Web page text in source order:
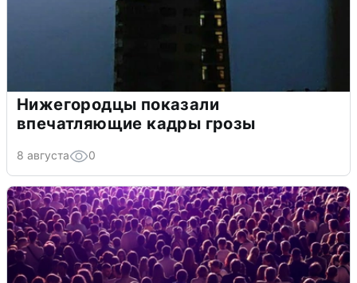
Нижегородцы показали
впечатляющие кадры грозы
8 августа 0